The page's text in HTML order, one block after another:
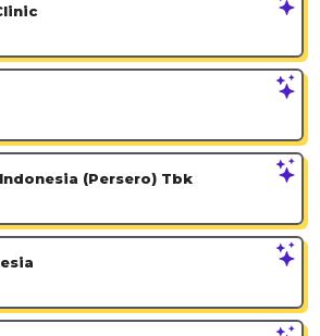
(Persero) Tbk